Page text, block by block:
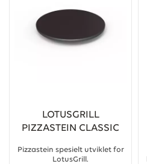
LOTUSGRILL
PIZZASTEIN CLASSIC
Pizzastein spesielt utviklet for
LotusGrill.